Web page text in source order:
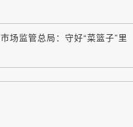
市场监管总局：守好“菜篮子”里